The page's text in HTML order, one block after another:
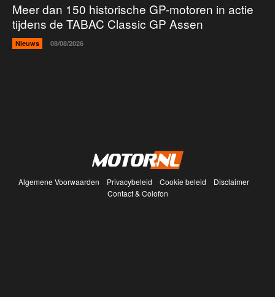
Meer dan 150 historische GP-motoren in actie
tijdens de TABAC Classic GP Assen
Nieuws 08/08/2026
Algemene Voorwaarden Privacybeleid Cookie beleid
Disclaimer
Contact & Colofon